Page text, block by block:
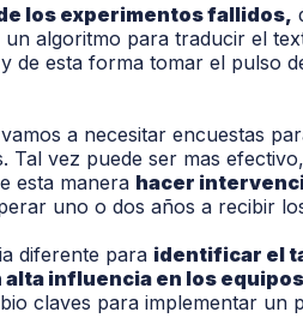
los experimentos fallidos,
algoritmo para traducir el
de esta forma tomar el pulso
a necesitar encuestas
vez puede ser mas
esta manera hacer
uno o dos años a recibir
diferente para identificar el
influencia en los equipos
claves para implementar un